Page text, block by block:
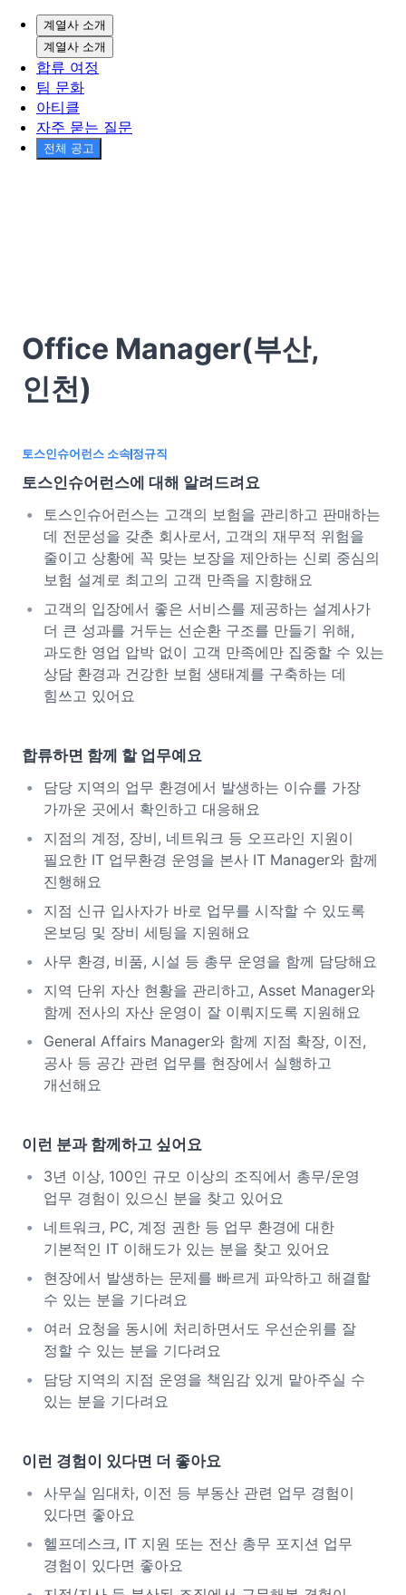
계열사 소개
계열사 소개
합류 여정
팀 문화
아티클
자주 묻는 질문
전체 공고
Office Manager(부산,
인천)
토스인슈어런스 소속정규직
토스인슈어런스에 대해 알려드려요
토스인슈어런스는 고객의 보험을 관리하고 판매하는
데 전문성을 갖춘 회사로서, 고객의 재무적 위험을
줄이고 상황에 꼭 맞는 보장을 제안하는 신뢰 중심의
보험 설계로 최고의 고객 만족을 지향해요
고객의 입장에서 좋은 서비스를 제공하는 설계사가
더 큰 성과를 거두는 선순환 구조를 만들기 위해,
과도한 영업 압박 없이 고객 만족에만 집중할 수 있는
상담 환경과 건강한 보험 생태계를 구축하는 데
힘쓰고 있어요
합류하면 함께 할 업무예요
담당 지역의 업무 환경에서 발생하는 이슈를 가장
가까운 곳에서 확인하고 대응해요
지점의 계정, 장비, 네트워크 등 오프라인 지원이
필요한 IT 업무환경 운영을 본사 IT Manager와 함께
진행해요
지점 신규 입사자가 바로 업무를 시작할 수 있도록
온보딩 및 장비 세팅을 지원해요
사무 환경, 비품, 시설 등 총무 운영을 함께 담당해요
지역 단위 자산 현황을 관리하고, Asset Manager와
함께 전사의 자산 운영이 잘 이뤄지도록 지원해요
General Affairs Manager와 함께 지점 확장, 이전,
공사 등 공간 관련 업무를 현장에서 실행하고
개선해요
이런 분과 함께하고 싶어요
3년 이상, 100인 규모 이상의 조직에서 총무/운영
업무 경험이 있으신 분을 찾고 있어요
네트워크, PC, 계정 권한 등 업무 환경에 대한
기본적인 IT 이해도가 있는 분을 찾고 있어요
현장에서 발생하는 문제를 빠르게 파악하고 해결할
수 있는 분을 기다려요
여러 요청을 동시에 처리하면서도 우선순위를 잘
정할 수 있는 분을 기다려요
담당 지역의 지점 운영을 책임감 있게 맡아주실 수
있는 분을 기다려요
이런 경험이 있다면 더 좋아요
사무실 임대차, 이전 등 부동산 관련 업무 경험이
있다면 좋아요
헬프데스크, IT 지원 또는 전산 총무 포지션 업무
경험이 있다면 좋아요